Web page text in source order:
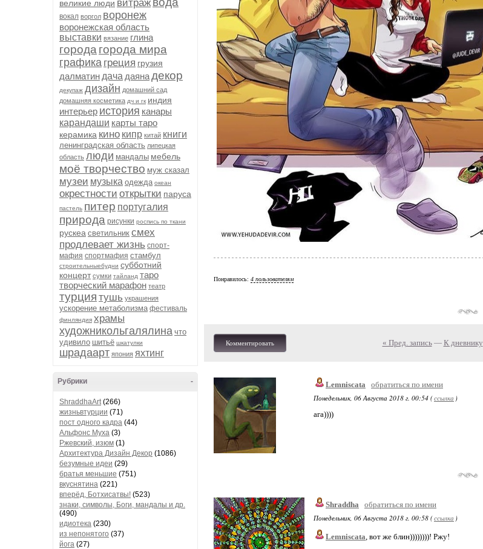
великие люди витраж
вокал воргол воронеж
воронежская область
выставки вязание глина
города города мира
графика греция грузия
далматин дача даянадекор
декупаж дизайн домашний сад
домашняя косметика дч и гк индия
интерьер история канары
карандаши карты таро
керамика кино кипр китай книги
ленинградская область липецкая
область люди мандалы мебель
моё творчество муж сказал
музеи музыка одежда океан
окрестности открытки паруса
пастель питер португалия
природа рисунки роспись по ткани
рускеа светильник смех
продлевает жизнь спорт-
мафия спортмафия стамбул
строительныебудни субботний
концерт сумки тайланд таро
творческий марафон театр
турция тушь украшения
ускорение метаболизма фестиваль
финляндия храмы
художникольгалялина что
удивило шитьё шкатулки
шрадаарт япония яхтинг
-
Рубрики
ShraddhaArt(266)
жизньвтурции (71)
пост одного кадра (44)
Альфонс Муха (3)
Ржевский, изюм (1)
Архитектура Дизайн Декор (1086)
безумные идеи (29)
братья меньшие (751)
вкуснятина (221)
вперёд, Ботхисатвы! (523)
знаки, символы, Боги, мандалы и др.
(490)
идиотека (230)
из непонятого (37)
йога (27)
Понравилось: 4 пользователям
Комментировать « Пред. запись— К дневнику
Lemniscata
обратиться по имени
Понедельник, 06 Августа 2018 г. 00:54 (ссылка )
ага))))
Shraddha
обратиться по имени
Понедельник, 06 Августа 2018 г. 00:58 (ссылка )
Lemniscata, вот же блин))))))))! Ржу!